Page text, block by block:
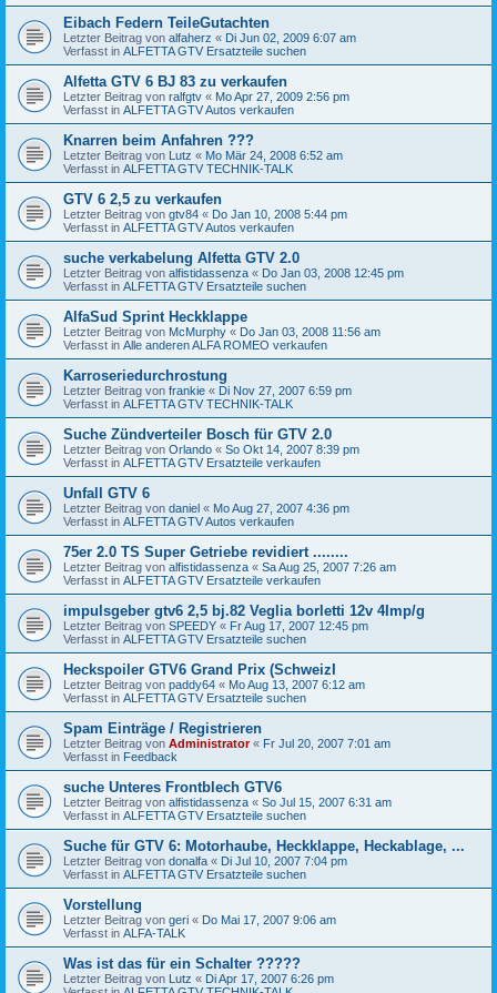
Eibach Federn TeileGutachten
Letzter Beitrag von alfaherz « Di Jun 02, 2009 6:07 am
Verfasst in ALFETTA GTV Ersatzteile suchen
Alfetta GTV 6 BJ 83 zu verkaufen
Letzter Beitrag von ralfgtv « Mo Apr 27, 2009 2:56 pm
Verfasst in ALFETTA GTV Autos verkaufen
Knarren beim Anfahren ???
Letzter Beitrag von Lutz « Mo Mär 24, 2008 6:52 am
Verfasst in ALFETTA GTV TECHNIK-TALK
GTV 6 2,5 zu verkaufen
Letzter Beitrag von gtv84 « Do Jan 10, 2008 5:44 pm
Verfasst in ALFETTA GTV Autos verkaufen
suche verkabelung Alfetta GTV 2.0
Letzter Beitrag von alfistidassenza « Do Jan 03, 2008 12:45 pm
Verfasst in ALFETTA GTV Ersatzteile suchen
AlfaSud Sprint Heckklappe
Letzter Beitrag von McMurphy « Do Jan 03, 2008 11:56 am
Verfasst in Alle anderen ALFA ROMEO verkaufen
Karroseriedurchrostung
Letzter Beitrag von frankie « Di Nov 27, 2007 6:59 pm
Verfasst in ALFETTA GTV TECHNIK-TALK
Suche Zündverteiler Bosch für GTV 2.0
Letzter Beitrag von Orlando « So Okt 14, 2007 8:39 pm
Verfasst in ALFETTA GTV Ersatzteile verkaufen
Unfall GTV 6
Letzter Beitrag von daniel « Mo Aug 27, 2007 4:36 pm
Verfasst in ALFETTA GTV Autos verkaufen
75er 2.0 TS Super Getriebe revidiert ........
Letzter Beitrag von alfistidassenza « Sa Aug 25, 2007 7:26 am
Verfasst in ALFETTA GTV Ersatzteile verkaufen
impulsgeber gtv6 2,5 bj.82 Veglia borletti 12v 4Imp/g
Letzter Beitrag von SPEEDY « Fr Aug 17, 2007 12:45 pm
Verfasst in ALFETTA GTV Ersatzteile suchen
Heckspoiler GTV6 Grand Prix (SchweizI
Letzter Beitrag von paddy64 « Mo Aug 13, 2007 6:12 am
Verfasst in ALFETTA GTV Ersatzteile suchen
Spam Einträge / Registrieren
Letzter Beitrag von Administrator« Fr Jul 20, 2007 7:01 am
Verfasst in Feedback
suche Unteres Frontblech GTV6
Letzter Beitrag von alfistidassenza « So Jul 15, 2007 6:31 am
Verfasst in ALFETTA GTV Ersatzteile suchen
Suche für GTV 6: Motorhaube, Heckklappe, Heckablage, ...
Letzter Beitrag von donalfa « Di Jul 10, 2007 7:04 pm
Verfasst in ALFETTA GTV Ersatzteile suchen
Vorstellung
Letzter Beitrag von geri « Do Mai 17, 2007 9:06 am
Verfasst in ALFA-TALK
Was ist das für ein Schalter ?????
Letzter Beitrag von Lutz « Di Apr 17, 2007 6:26 pm